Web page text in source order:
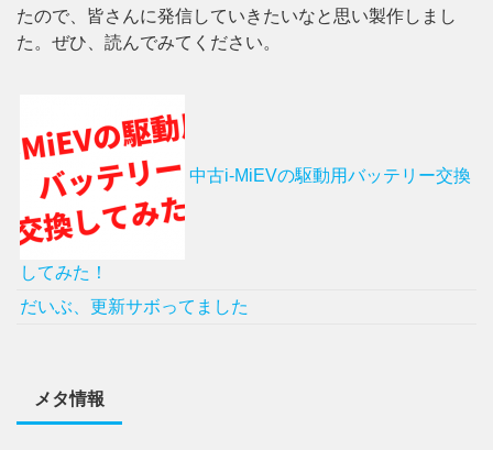
たので、皆さんに発信していきたいなと思い製作しまし
た。ぜひ、読んでみてください。
中古i-MiEVの駆動用バッテリー交換
してみた！
だいぶ、更新サボってました
メタ情報